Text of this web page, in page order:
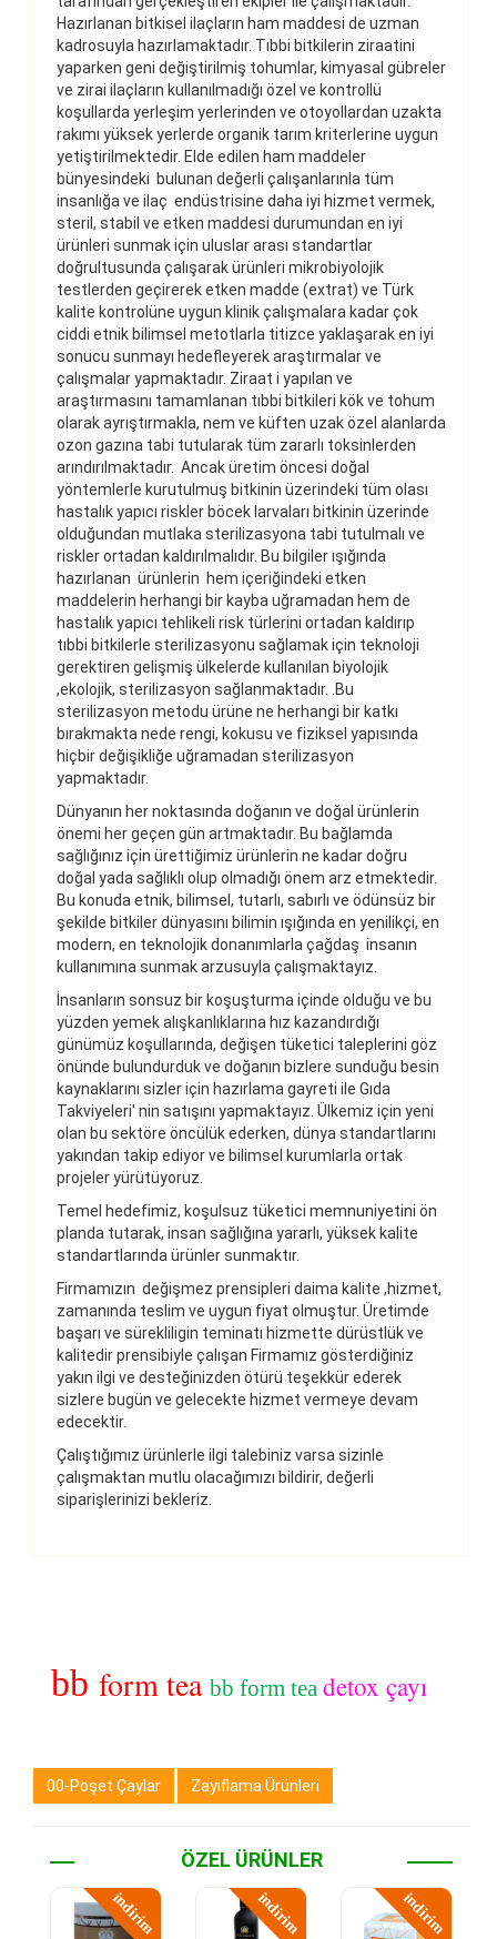
Hazırlanan bitkisel ilaçların ham maddesi de uzman
kadrosuyla hazırlamaktadır. Tıbbi bitkilerin ziraatini
yaparken geni değiştirilmiş tohumlar, kimyasal gübreler
ve zirai ilaçların kullanılmadığı özel ve kontrollü
koşullarda yerleşim yerlerinden ve otoyollardan uzakta
rakımı yüksek yerlerde organik tarım kriterlerine uygun
yetiştirilmektedir. Elde edilen ham maddeler
bünyesindeki bulunan değerli çalışanlarınla tüm
insanlığa ve ilaç endüstrisine daha iyi hizmet vermek,
steril, stabil ve etken maddesi durumundan en iyi
ürünleri sunmak için uluslar arası standartlar
doğrultusunda çalışarak ürünleri mikrobiyolojik
testlerden geçirerek etken madde (extrat) ve Türk
kalite kontrolüne uygun klinik çalışmalara kadar çok
ciddi etnik bilimsel metotlarla titizce yaklaşarak en iyi
sonucu sunmayı hedefleyerek araştırmalar ve
çalışmalar yapmaktadır. Ziraat i yapılan ve
araştırmasını tamamlanan tıbbi bitkileri kök ve tohum
olarak ayrıştırmakla, nem ve küften uzak özel alanlarda
ozon gazına tabi tutularak tüm zararlı toksinlerden
arındırılmaktadır. Ancak üretim öncesi doğal
yöntemlerle kurutulmuş bitkinin üzerindeki tüm olası
hastalık yapıcı riskler böcek larvaları bitkinin üzerinde
olduğundan mutlaka sterilizasyona tabi tutulmalı ve
riskler ortadan kaldırılmalıdır. Bu bilgiler ışığında
hazırlanan ürünlerin hem içeriğindeki etken
maddelerin herhangi bir kayba uğramadan hem de
hastalık yapıcı tehlikeli risk türlerini ortadan kaldırıp
tıbbi bitkilerle sterilizasyonu sağlamak için teknoloji
gerektiren gelişmiş ülkelerde kullanılan biyolojik
,ekolojik, sterilizasyon sağlanmaktadır. .Bu
sterilizasyon metodu ürüne ne herhangi bir katkı
bırakmakta nede rengi, kokusu ve fiziksel yapısında
hiçbir değişikliğe uğramadan sterilizasyon
yapmaktadır.
Dünyanın her noktasında doğanın ve doğal ürünlerin
önemi her geçen gün artmaktadır. Bu bağlamda
sağlığınız için ürettiğimiz ürünlerin ne kadar doğru
doğal yada sağlıklı olup olmadığı önem arz etmektedir.
Bu konuda etnik, bilimsel, tutarlı, sabırlı ve ödünsüz bir
şekilde bitkiler dünyasını bilimin ışığında en yenilikçi, en
modern, en teknolojik donanımlarla çağdaş insanın
kullanımına sunmak arzusuyla çalışmaktayız.
İnsanların sonsuz bir koşuşturma içinde olduğu ve bu
yüzden yemek alışkanlıklarına hız kazandırdığı
günümüz koşullarında, değişen tüketici taleplerini göz
önünde bulundurduk ve doğanın bizlere sunduğu besin
kaynaklarını sizler için hazırlama gayreti ile Gıda
Takviyeleri' nin satışını yapmaktayız. Ülkemiz için yeni
olan bu sektöre öncülük ederken, dünya standartlarını
yakından takip ediyor ve bilimsel kurumlarla ortak
projeler yürütüyoruz.
Temel hedefimiz, koşulsuz tüketici memnuniyetini ön
planda tutarak, insan sağlığına yararlı, yüksek kalite
standartlarında ürünler sunmaktır.
Firmamızın değişmez prensipleri daima kalite ,hizmet,
zamanında teslim ve uygun fiyat olmuştur. Üretimde
başarı ve sürekliligin teminatı hizmette dürüstlük ve
kalitedir prensibiyle çalışan Firmamız gösterdiğiniz
yakın ilgi ve desteğinizden ötürü teşekkür ederek
sizlere bugün ve gelecekte hizmet vermeye devam
edecektir.
Çalıştığımız ürünlerle ilgi talebiniz varsa sizinle
çalışmaktan mutlu olacağımızı bildirir, değerli
siparişlerinizi bekleriz.
bb form tea bb form tea detox çayı
00-Poşet Çaylar Zayıflama Ürünleri
ÖZEL ÜRÜNLER
indirim indirim indirim